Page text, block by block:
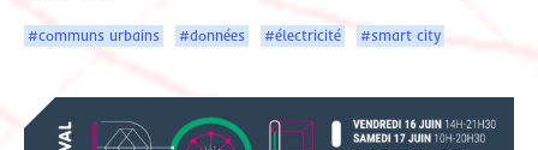
#communs urbains #données #électricité #smart city